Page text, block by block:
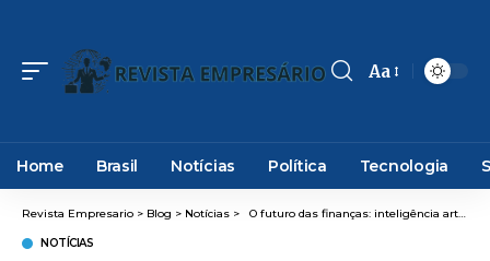
Font
Aa
Home Brasil Notícias Política Tecnologia
Revista Empresario > Blog > Notícias > O futuro das finanças: inteligência artificial em ação!
NOTÍCIAS